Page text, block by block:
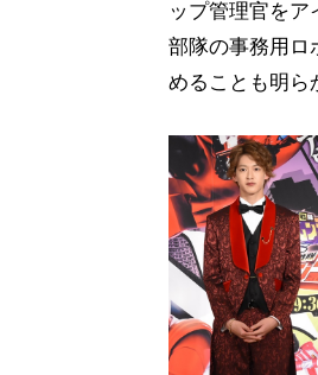
ップ管理官を
部隊の事務用ロ
めることも明ら